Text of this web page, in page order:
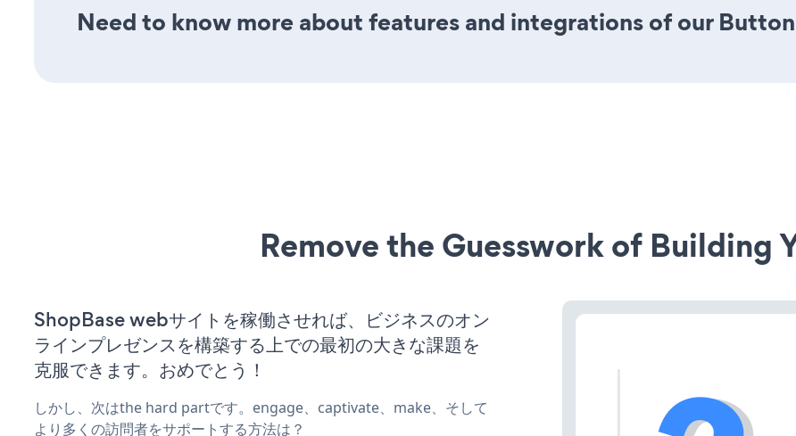
Need to know more about features and integrations of our
Remove the Guesswork of Building
ShopBase webサイトを稼働させれば、ビジネスのオン
ラインプレゼンスを構築する上での最初の大きな課題を
克服できます。おめでとう！
しかし、次はthe hard partです。engage、captivate、make、そして
より多くの訪問者をサポートする方法は？